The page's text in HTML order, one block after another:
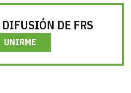
DE FRS
UNIRME